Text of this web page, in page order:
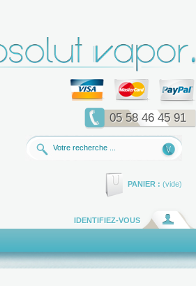
05 58 46 45 91
PANIER : (vide)
IDENTIFIEZ-VOUS